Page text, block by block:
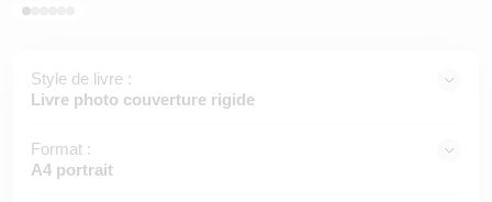
Style de livre :
Livre photo couverture rigide
Format :
A4 portrait